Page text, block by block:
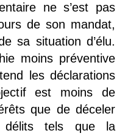
ne s’est pas
de son mandat,
sa situation d’élu.
moins préventive
les déclarations
est moins de
que de déceler
délits tels que la